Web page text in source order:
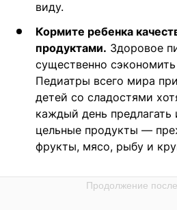
виду.
Кормите ребенка
продуктами. Здоровое
существенно
Педиатры всего мира
детей со сладостями
каждый день
цельные продукты —
фрукты, мясо, рыбу и